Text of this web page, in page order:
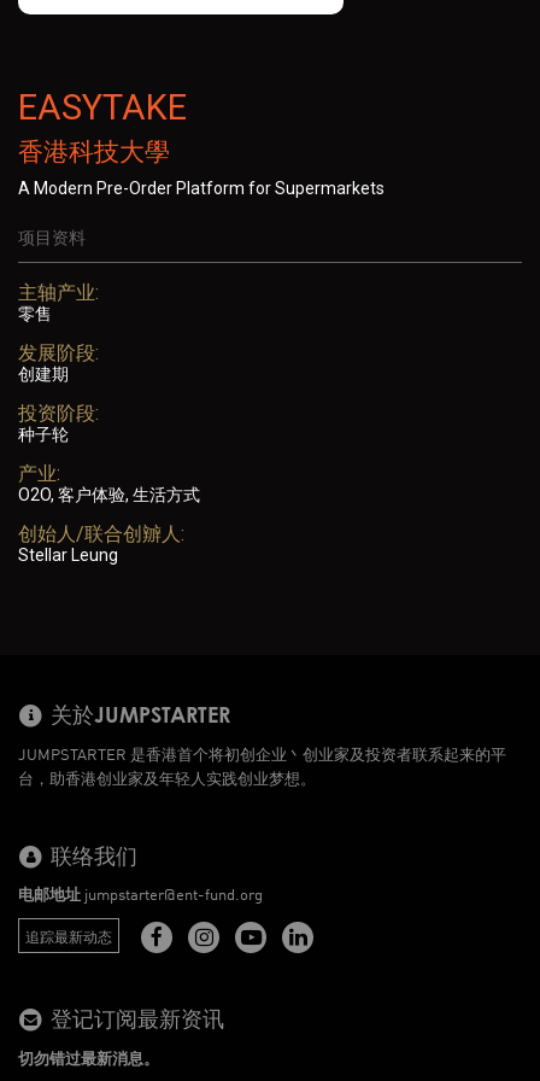
EASYTAKE
香港科技大學
A Modern Pre-Order Platform for Supermarkets
项目资料
主轴产业:
零售
发展阶段:
创建期
投资阶段:
种子轮
产业:
O2O, 客户体验, 生活方式
创始人/联合创辧人:
Stellar Leung
关於JUMPSTARTER
JUMPSTARTER 是香港首个将初创企业丶创业家及投资者联系起来的平
台，助香港创业家及年轻人实践创业梦想。
联络我们
电邮地址 jumpstarter@ent-fund.org
追踪最新动态
登记订阅最新资讯
切勿错过最新消息。